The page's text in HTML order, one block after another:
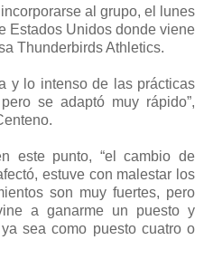
al grupo, el lunes
Estados Unidos donde viene
Thunderbirds Athletics.
y lo intenso de las prácticas
se adaptó muy rápido”,
este punto, “el cambio de
estuve con malestar los
son muy fuertes, pero
a ganarme un puesto y
sea como puesto cuatro o